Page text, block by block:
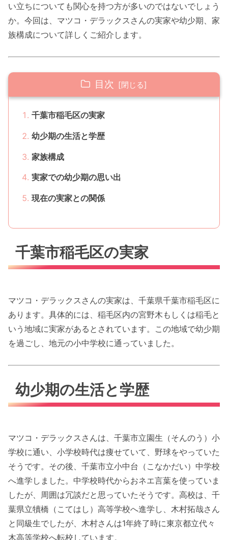
い立ちについても関心を持つ方が多いのではないでしょう
か。今回は、マツコ・デラックスさんの実家や幼少期、家
族構成について詳しくご紹介します。
目次
千葉市稲毛区の実家
幼少期の生活と学歴
家族構成
実家での幼少期の思い出
現在の実家との関係
千葉市稲毛区の実家
マツコ・デラックスさんの実家は、千葉県千葉市稲毛区に
あります。具体的には、稲毛区内の宮野木もしくは稲毛と
いう地域に実家があるとされています。この地域で幼少期
を過ごし、地元の小中学校に通っていました。
幼少期の生活と学歴
マツコ・デラックスさんは、千葉市立園生（そんのう）小
学校に通い、小学校時代は痩せていて、野球をやっていた
そうです。その後、千葉市立小中台（こなかだい）中学校
へ進学しました。中学校時代からおネエ言葉を使っていま
したが、周囲は冗談だと思っていたそうです。高校は、千
葉県立犢橋（こてはし）高等学校へ進学し、木村拓哉さん
と同級生でしたが、木村さんは1年終了時に東京都立代々
木高等学校へ転校しています。